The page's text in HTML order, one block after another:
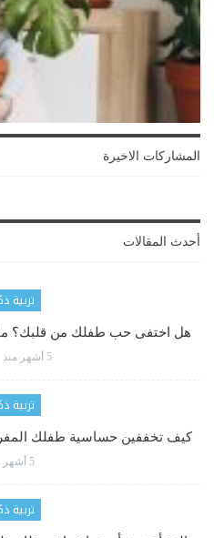
المشاركات الاخيرة
أحدث المقالات
تربية
هل اختفى حب طفلك من قلبك؟ ما
5 أشهر منذ
تربية
كيف تخففين حساسية طفلك
5 أشهر منذ
تربية